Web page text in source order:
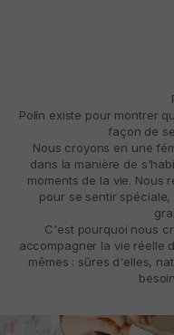
Polín existe pour montrer
façon de
Nous croyons en une
dans la manière de
moments de la vie. Nous
pour se sentir
C'est pourquoi nous
accompagner la vie réelle
mêmes : sûres d'elles,